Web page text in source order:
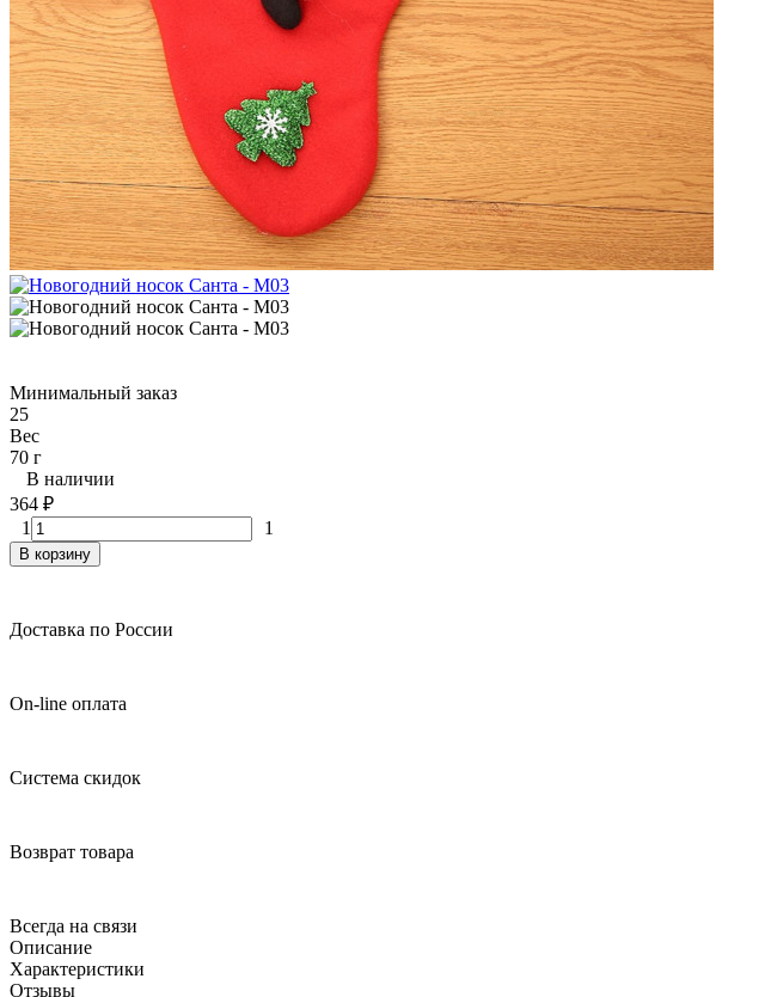
Минимальный заказ
25
Вес
70 г
В наличии
364 ₽
1
1
В корзину
Доставка по России
On-line оплата
Система скидок
Возврат товара
Всегда на связи
Описание
Характеристики
Отзывы